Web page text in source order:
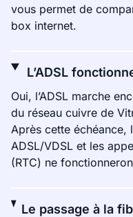
vous permet de
box internet.
L’ADSL
Oui, l’ADSL marche
du réseau cuivre de
Après cette échéance,
ADSL/VDSL et les
(RTC) ne
Le passage à la